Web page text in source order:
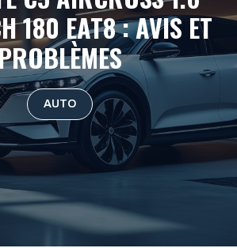
180 EAT8 : AVIS ET
AUTO